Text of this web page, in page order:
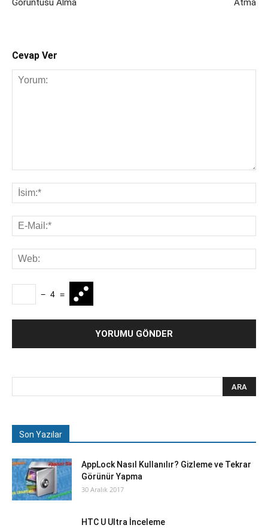
Görüntüsü Alma Atma
Cevap Ver
− 4 =
Son Yazılar
AppLock Nasıl Kullanılır? Gizleme ve Tekrar
Görünür Yapma
30 Aralık 2017
HTC U Ultra İnceleme